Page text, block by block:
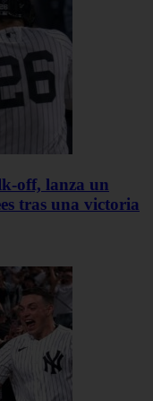
off, lanza un
tras una victoria